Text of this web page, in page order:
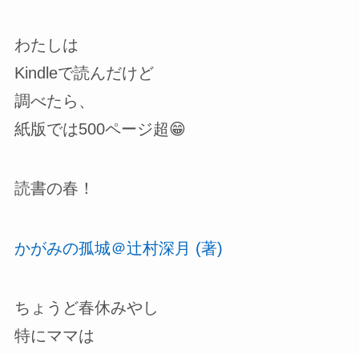
わたしは
Kindleで読んだけど
調べたら、
紙版では500ページ超😁
読書の春！
かがみの孤城＠辻村深月 (著)
ちょうど春休みやし
特にママは